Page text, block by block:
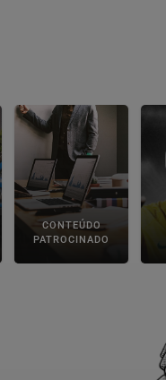
CONTEÚDO
PATROCINADO